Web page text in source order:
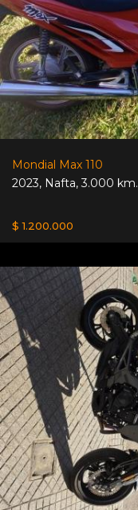
Mondial Max 110
2023, Nafta,3.000 km.
$ 1.200.000